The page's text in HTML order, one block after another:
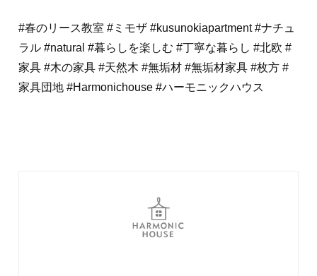
#春のリース教室 #ミモザ #kusunokiapartment #ナチュ
ラル #natural #暮らしを楽しむ #丁寧な暮らし #北欧 #
家具 #木の家具 #天然木 #無垢材 #無垢材家具 #枚方 #
家具団地 #Harmonichouse #ハーモニックハウス